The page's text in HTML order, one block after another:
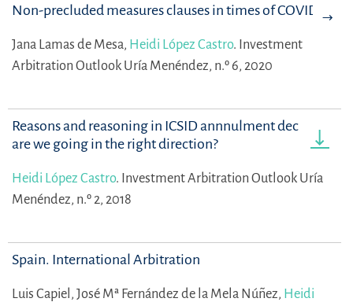
Non-precluded measures clauses in times of COVID-19
Jana Lamas de Mesa, Heidi López Castro. Investment
Arbitration Outlook Uría Menéndez, n.º 6, 2020
Reasons and reasoning in ICSID annnulment decisions:
are we going in the right direction?
Heidi López Castro. Investment Arbitration Outlook Uría
Menéndez, n.º 2, 2018
Spain. International Arbitration
Luis Capiel, José Mª Fernández de la Mela Núñez, Heidi